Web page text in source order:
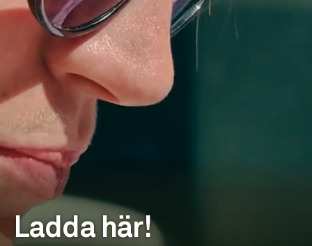
Ladda här!